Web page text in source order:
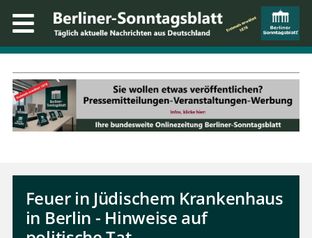
Feuer in Jüdischem Krankenhaus
in Berlin - Hinweise auf